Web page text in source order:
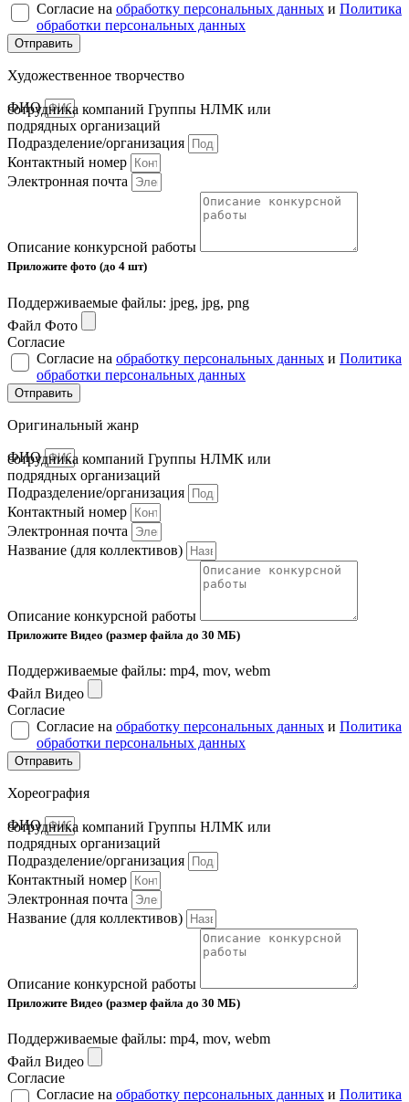
Согласие на обработку персональных данных и Политика
обработки персональных данных
Отправить
Художественное творчество
ФИО
сотрудника компаний Группы НЛМК или
подрядных организаций
Подразделение/организация
Контактный номер
Электронная почта
Описание конкурсной работы
Приложите фото (до 4 шт)
Поддерживаемые файлы: jpeg, jpg, png
Файл Фото
Согласие
Согласие на обработку персональных данных и Политика
обработки персональных данных
Отправить
Оригинальный жанр
ФИО
сотрудника компаний Группы НЛМК или
подрядных организаций
Подразделение/организация
Контактный номер
Электронная почта
Название (для коллективов)
Описание конкурсной работы
Приложите Видео (размер файла до 30 МБ)
Поддерживаемые файлы: mp4, mov, webm
Файл Видео
Согласие
Согласие на обработку персональных данных и Политика
обработки персональных данных
Отправить
Хореография
ФИО
сотрудника компаний Группы НЛМК или
подрядных организаций
Подразделение/организация
Контактный номер
Электронная почта
Название (для коллективов)
Описание конкурсной работы
Приложите Видео (размер файла до 30 МБ)
Поддерживаемые файлы: mp4, mov, webm
Файл Видео
Согласие
Согласие на обработку персональных данных и Политика